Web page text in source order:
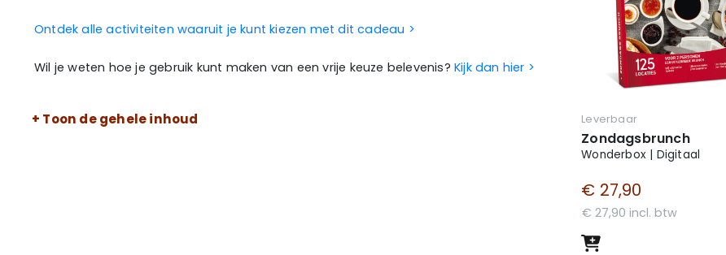
Ontdek alle activiteiten waaruit je kunt kiezen met dit cadeau >
Wil je weten hoe je gebruik kunt maken van een vrije keuze belevenis? Kijk dan hier >
+ Toon de gehele inhoud Leverbaar
Zondagsbrunch
Wonderbox | Digitaal
€ 27,90
€ 27,90 incl. btw